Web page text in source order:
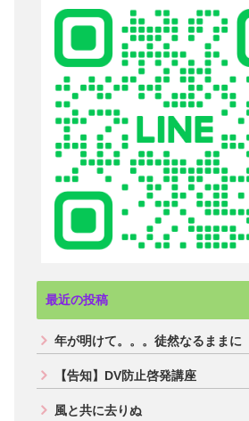
最近の投稿
年が明けて。。。徒然なるままに
【告知】DV防止啓発講座
風と共に去りぬ